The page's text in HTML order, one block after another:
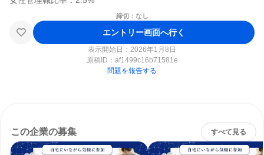
締切：なし
エントリー画面へ行く
表示開始日：2026年1月8日
原稿ID： af1499c16b71581e
問題を報告する
この企業の募集 すべて見る